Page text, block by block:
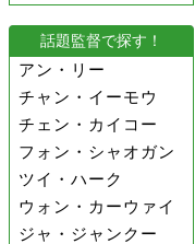
話題監督で探す！
アン・リー
チャン・イーモウ
チェン・カイコー
フォン・シャオガン
ツイ・ハーク
ウォン・カーウァイ
ジャ・ジャンクー